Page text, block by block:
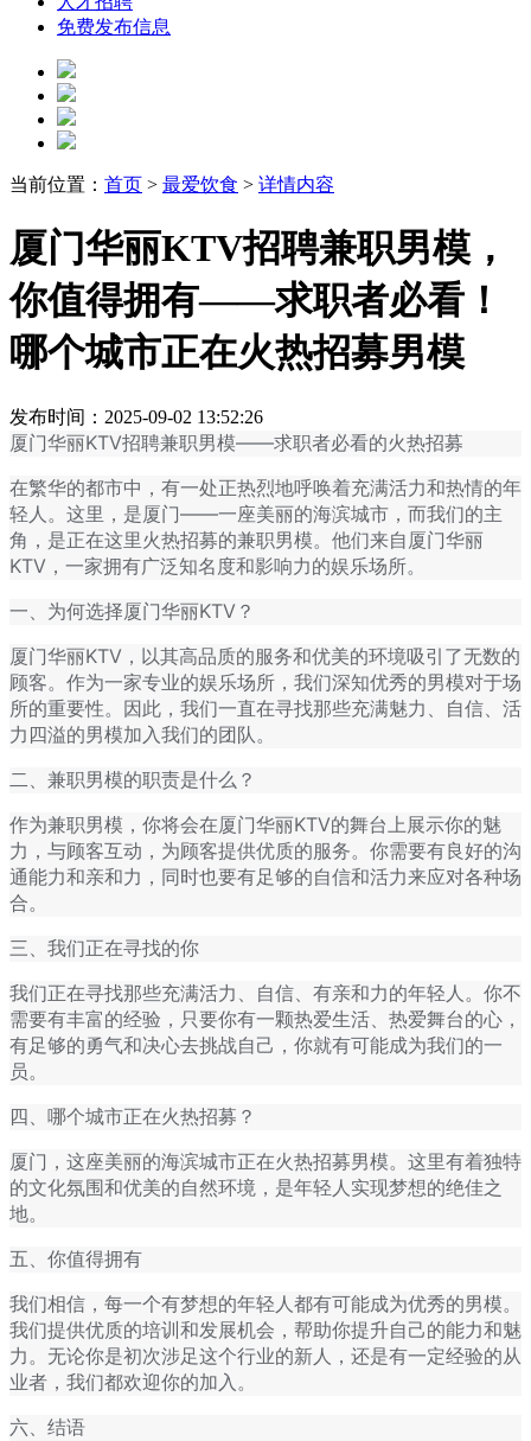
免费发布信息
当前位置： 首页 > 最爱饮食 > 详情内容
厦门华丽KTV招聘兼职男模，
你值得拥有——求职者必看！
哪个城市正在火热招募男模
发布时间：2025-09-02 13:52:26
厦门华丽KTV招聘兼职男模——求职者必看的火热招募
在繁华的都市中，有一处正热烈地呼唤着充满活力和热情的年
轻人。这里，是厦门——一座美丽的海滨城市，而我们的主
角，是正在这里火热招募的兼职男模。他们来自厦门华丽
KTV，一家拥有广泛知名度和影响力的娱乐场所。
一、为何选择厦门华丽KTV？
厦门华丽KTV，以其高品质的服务和优美的环境吸引了无数的
顾客。作为一家专业的娱乐场所，我们深知优秀的男模对于场
所的重要性。因此，我们一直在寻找那些充满魅力、自信、活
力四溢的男模加入我们的团队。
二、兼职男模的职责是什么？
作为兼职男模，你将会在厦门华丽KTV的舞台上展示你的魅
力，与顾客互动，为顾客提供优质的服务。你需要有良好的沟
通能力和亲和力，同时也要有足够的自信和活力来应对各种场
合。
三、我们正在寻找的你
我们正在寻找那些充满活力、自信、有亲和力的年轻人。你不
需要有丰富的经验，只要你有一颗热爱生活、热爱舞台的心，
有足够的勇气和决心去挑战自己，你就有可能成为我们的一
员。
四、哪个城市正在火热招募？
厦门，这座美丽的海滨城市正在火热招募男模。这里有着独特
的文化氛围和优美的自然环境，是年轻人实现梦想的绝佳之
地。
五、你值得拥有
我们相信，每一个有梦想的年轻人都有可能成为优秀的男模。
我们提供优质的培训和发展机会，帮助你提升自己的能力和魅
力。无论你是初次涉足这个行业的新人，还是有一定经验的从
业者，我们都欢迎你的加入。
六、结语